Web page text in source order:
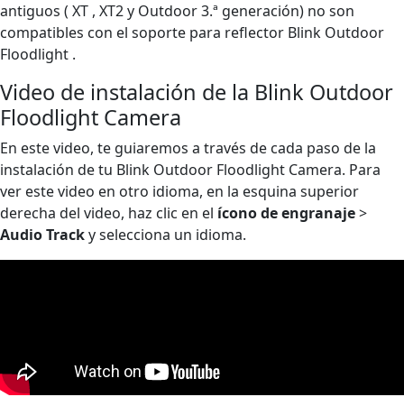
antiguos ( XT , XT2 y Outdoor 3.ª generación) no son
compatibles con el soporte para reflector Blink Outdoor
Floodlight .
Video de instalación de la Blink Outdoor
Floodlight Camera
En este video, te guiaremos a través de cada paso de la
instalación de tu Blink Outdoor Floodlight Camera. Para
ver este video en otro idioma, en la esquina superior
derecha del video, haz clic en el ícono de engranaje>
Audio Tracky selecciona un idioma.